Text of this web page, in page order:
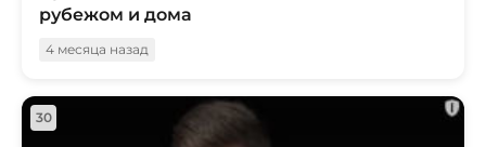
рубежом и дома
4 месяца назад
30